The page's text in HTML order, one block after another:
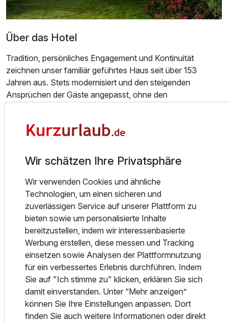
Zusatznächte
p.P. ab
Doppelzimmer Premium
2 Erwachsene
Über das Hotel
Tradition, persönliches Engagement und Kontinuität
zeichnen unser familiär geführtes Haus seit über 153
Jahren aus. Stets modernisiert und den steigenden
Ansprüchen der Gäste angepasst, ohne den
Küche. Die Zutaten die wir verwenden beziehen wir zum
Großteil von Lieferanten aus der Region. Wild stammt
ausschließlich aus heimischer Jagd, Forellen aus
Quellwasser, Steinpilze und Pfifferlinge werden teils selbst
gesucht und geerntet.
Saisonalen und regionalen Spezialitäten werden in unserer
Küche sehr große Bedeutung zugemessen.
Jahreszeitbezogen findet der Gast bei uns z. B. im Frühjahr
Bärlauch und Spargel auf unserer Speisenkarte. Den
Abschluss im Jahreskreis bilden zur Hohezeit der Jagden in
unserer Gegend die zahlreichen Wildspezialitäten.
Probieren sollten Sie umbedingt unser hausgemachtes
Cordon Bleu und natürlich die hausgemachten Brötchen
und Schinkenspezialiäten zum Frühstück
Wir schätzen Ihre Privatsphäre
Wir verwenden Cookies und ähnliche
Technologien, um einen sicheren und
zuverlässigen Service auf unserer Plattform zu
bieten sowie um personalisierte Inhalte
bereitzustellen, indem wir interessenbasierte
Werbung erstellen, diese messen und Tracking
einsetzen sowie Analysen der Plattformnutzung
für ein verbessertes Erlebnis durchführen. Indem
Sie auf "Ich stimme zu" klicken, erklären Sie sich
damit einverstanden. Unter “Mehr anzeigen”
können Sie Ihre Einstellungen anpassen. Dort
finden Sie auch weitere Informationen oder direkt